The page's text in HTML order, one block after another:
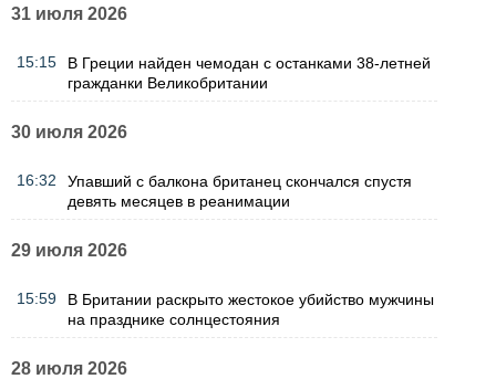
31 июля 2026
15:15
В Греции найден чемодан с останками 38-летней
гражданки Великобритании
30 июля 2026
16:32
Упавший с балкона британец скончался спустя
девять месяцев в реанимации
29 июля 2026
15:59
В Британии раскрыто жестокое убийство мужчины
на празднике солнцестояния
28 июля 2026